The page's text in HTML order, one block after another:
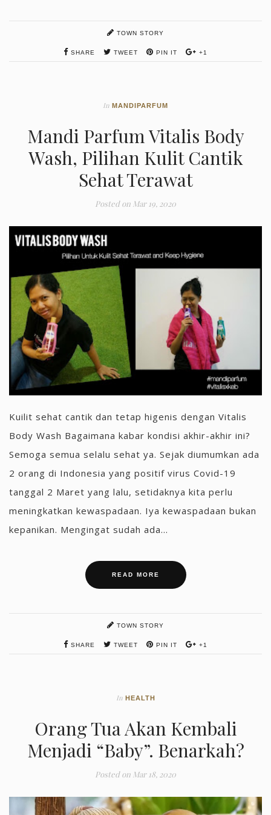
TOWN STORY
SHARE TWEET PIN IT +1
In MANDIPARFUM
Mandi Parfum Vitalis Body
Wash, Pilihan Kulit Cantik
Sehat Terawat
Posted on Mar 19, 2020
Kuilit sehat cantik dan tetap higenis dengan Vitalis
Body Wash Bagaimana kabar kondisi akhir-akhir ini?
Semoga semua selalu sehat ya. Sejak diumumkan ada
2 orang di Indonesia yang positif virus Covid-19
tanggal 2 Maret yang lalu, setidaknya kita perlu
meningkatkan kewaspadaan. Iya kewaspadaan bukan
kepanikan. Mengingat sudah ada...
READ MORE
TOWN STORY
SHARE TWEET PIN IT +1
In HEALTH
Orang Tua Akan Kembali
Menjadi “Baby”. Benarkah?
Posted on Mar 18, 2020